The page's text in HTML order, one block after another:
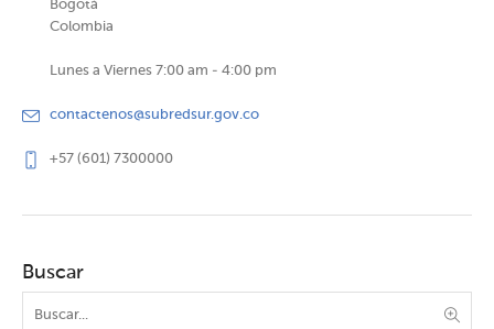
Bogotá
Colombia
Lunes a Viernes 7:00 am - 4:00 pm
contactenos@subredsur.gov.co
+57 (601) 7300000
Buscar